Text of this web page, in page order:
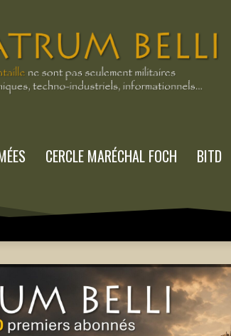
CERCLE MARÉCHAL FOCH BITD